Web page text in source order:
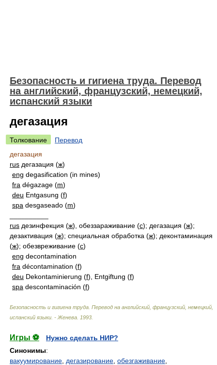
Безопасность и гигиена труда. Перевод
на английский, французский, немецкий,
испанский языки
дегазация
Толкование
Перевод
дегазация
rus дегазация (ж)
eng degasification (in mines)
fra dégazage (m)
deu Entgasung (f)
spa desgaseado (m)
rus дезинфекция (ж), обеззараживание (с); дегазация (ж);
дезактивация (ж); специальная обработка (ж); деконтаминация
(ж); обезвреживание (с)
eng decontamination
fra décontamination (f)
deu Dekontaminierung (f), Entgiftung (f)
spa descontaminación (f)
Безопасность и гигиена труда. Перевод на английский, французский, немецкий,
испанский языки. - Женева 1993
Игры ⚽
Нужно сделать НИР?
Синонимы:
вакуумирование дегазирование обезгаживание